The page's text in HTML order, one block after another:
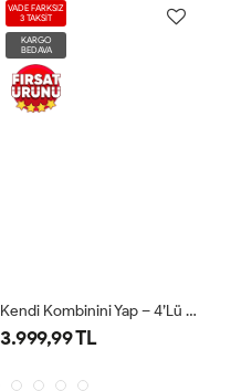
VADE FARKSIZ
3 TAKSİT
KARGO
BEDAVA
Kendi Kombinini Yap – 4’lü Set
3.999,99 TL